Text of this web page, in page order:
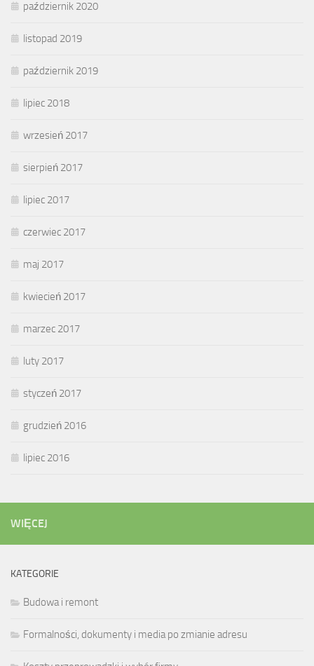
październik 2020
listopad 2019
październik 2019
lipiec 2018
wrzesień 2017
sierpień 2017
lipiec 2017
czerwiec 2017
maj 2017
kwiecień 2017
marzec 2017
luty 2017
styczeń 2017
grudzień 2016
lipiec 2016
WIĘCEJ
KATEGORIE
Budowa i remont
Formalności, dokumenty i media po zmianie adresu